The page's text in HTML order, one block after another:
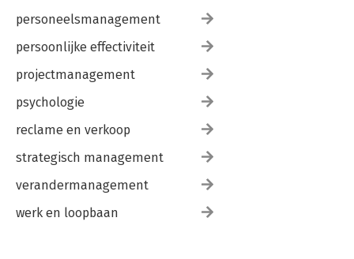
personeelsmanagement
persoonlijke effectiviteit
projectmanagement
psychologie
reclame en verkoop
strategisch management
verandermanagement
werk en loopbaan